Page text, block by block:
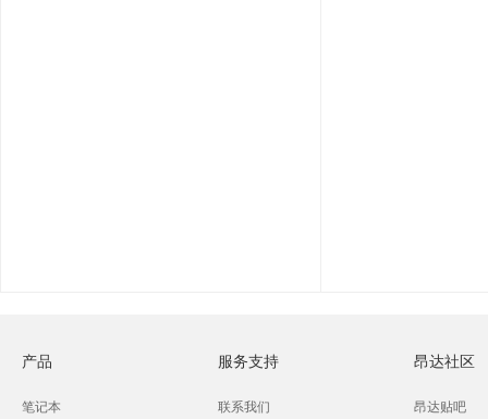
产品
笔记本
服务支持
联系我们
昂达社区
昂达贴吧